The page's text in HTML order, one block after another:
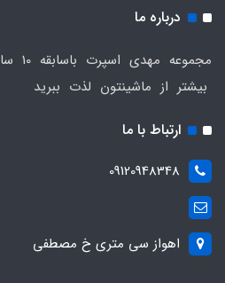
درباره ما
بیشتر از ماشینتون لذت ببرید
ارتباط با ما
09120948348
اهواز سی متری خ مصطفی